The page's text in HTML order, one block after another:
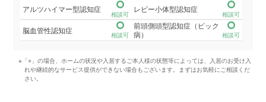
アルツハイマー型認知症
相談可
レビー小体型認知症
相談可
脳血管性認知症
相談可
前頭側頭型認知症（ピック
病）
相談可
※「○」の場合、ホームの状況や入居するご本人様の状態等によっては、入居のお受け入
れや継続的なサービス提供ができない場合もございます。まずはお気軽にご相談くだ
さい。